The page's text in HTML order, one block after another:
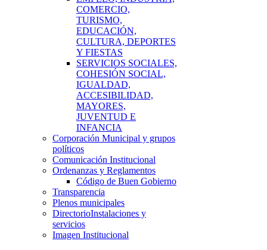
COMERCIO,
TURISMO,
EDUCACIÓN,
CULTURA, DEPORTES
Y FIESTAS
SERVICIOS SOCIALES,
COHESIÓN SOCIAL,
IGUALDAD,
ACCESIBILIDAD,
MAYORES,
JUVENTUD E
INFANCIA
Corporación Municipal y grupos
políticos
Comunicación Institucional
Ordenanzas y Reglamentos
Código de Buen Gobierno
Transparencia
Plenos municipales
DirectorioInstalaciones y
servicios
Imagen Institucional